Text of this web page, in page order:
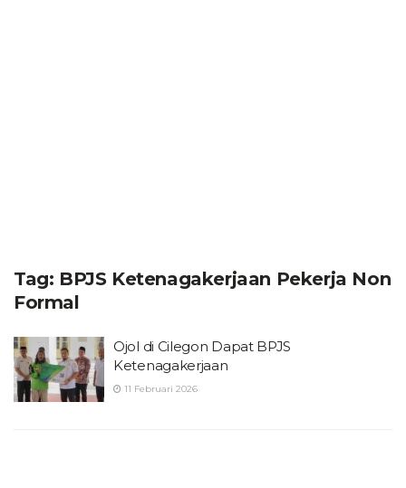
Tag: BPJS Ketenagakerjaan Pekerja Non
Formal
Ojol di Cilegon Dapat BPJS
Ketenagakerjaan
11 Februari 2026